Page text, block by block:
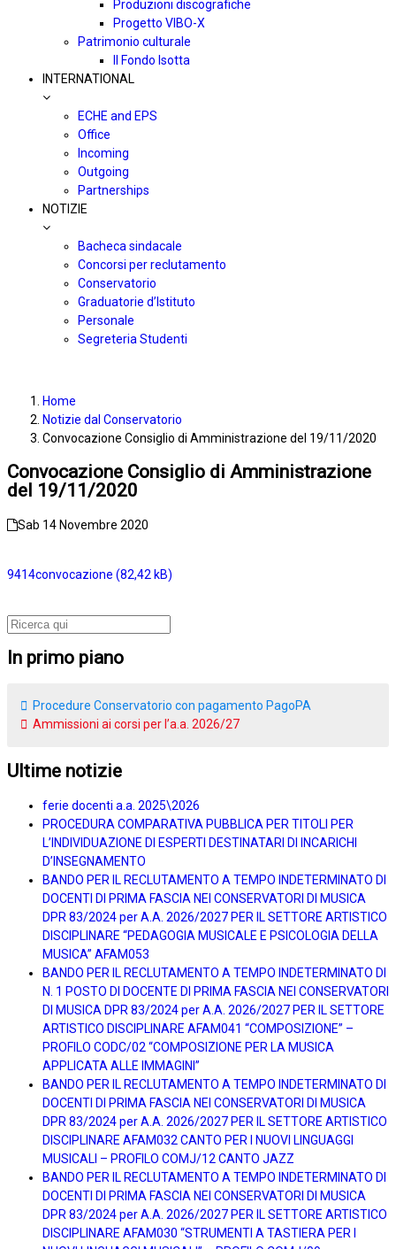
Produzioni discografiche
Progetto VIBO-X
Patrimonio culturale
Il Fondo Isotta
INTERNATIONAL
ECHE and EPS
Office
Incoming
Outgoing
Partnerships
NOTIZIE
Bacheca sindacale
Concorsi per reclutamento
Conservatorio
Graduatorie d’Istituto
Personale
Segreteria Studenti
Home
Notizie dal Conservatorio
Convocazione Consiglio di Amministrazione del 19/11/2020
Convocazione Consiglio di Amministrazione
del 19/11/2020
Sab 14 Novembre 2020
9414convocazione
In primo piano
Procedure Conservatorio con pagamento PagoPA
Ammissioni ai corsi per l’a.a. 2026/27
Ultime notizie
ferie docenti a.a. 2025\2026
PROCEDURA COMPARATIVA PUBBLICA PER TITOLI PER
L’INDIVIDUAZIONE DI ESPERTI DESTINATARI DI INCARICHI
D’INSEGNAMENTO
BANDO PER IL RECLUTAMENTO A TEMPO INDETERMINATO DI
DOCENTI DI PRIMA FASCIA NEI CONSERVATORI DI MUSICA
DPR 83/2024 per A.A. 2026/2027 PER IL SETTORE ARTISTICO
DISCIPLINARE “PEDAGOGIA MUSICALE E PSICOLOGIA DELLA
MUSICA” AFAM053
BANDO PER IL RECLUTAMENTO A TEMPO INDETERMINATO DI
N. 1 POSTO DI DOCENTE DI PRIMA FASCIA NEI CONSERVATORI
DI MUSICA DPR 83/2024 per A.A. 2026/2027 PER IL SETTORE
ARTISTICO DISCIPLINARE AFAM041 “COMPOSIZIONE” –
PROFILO CODC/02 “COMPOSIZIONE PER LA MUSICA
APPLICATA ALLE IMMAGINI”
BANDO PER IL RECLUTAMENTO A TEMPO INDETERMINATO DI
DOCENTI DI PRIMA FASCIA NEI CONSERVATORI DI MUSICA
DPR 83/2024 per A.A. 2026/2027 PER IL SETTORE ARTISTICO
DISCIPLINARE AFAM032 CANTO PER I NUOVI LINGUAGGI
MUSICALI – PROFILO COMJ/12 CANTO JAZZ
BANDO PER IL RECLUTAMENTO A TEMPO INDETERMINATO DI
DOCENTI DI PRIMA FASCIA NEI CONSERVATORI DI MUSICA
DPR 83/2024 per A.A. 2026/2027 PER IL SETTORE ARTISTICO
DISCIPLINARE AFAM030 “STRUMENTI A TASTIERA PER I